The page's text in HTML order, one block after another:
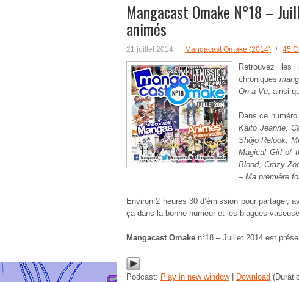
Mangacast Omake N°18 –
animés
21 juillet 2014 Mangacast Omake (2014) 45
Retrouvez les
chroniques
On a Vu, ainsi
Dans ce
Kaito Jeanne,
Shôjo Relook,
Magical Girl of
Blood, Crazy
– Ma première
Environ 2 heures 30 d’émission pour partager,
ça dans la bonne humeur et les blagues
Mangacast Omake n°18 – Juillet 2014 est
Podcast: Play in new window| Download